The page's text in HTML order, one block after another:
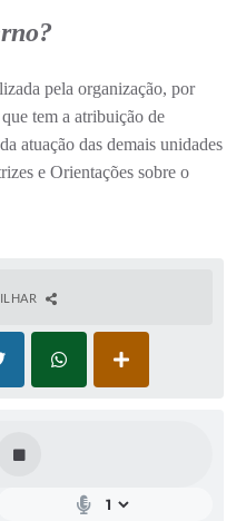
pela organização, por
tem a atribuição de
atuação das demais unidades
e Orientações sobre o